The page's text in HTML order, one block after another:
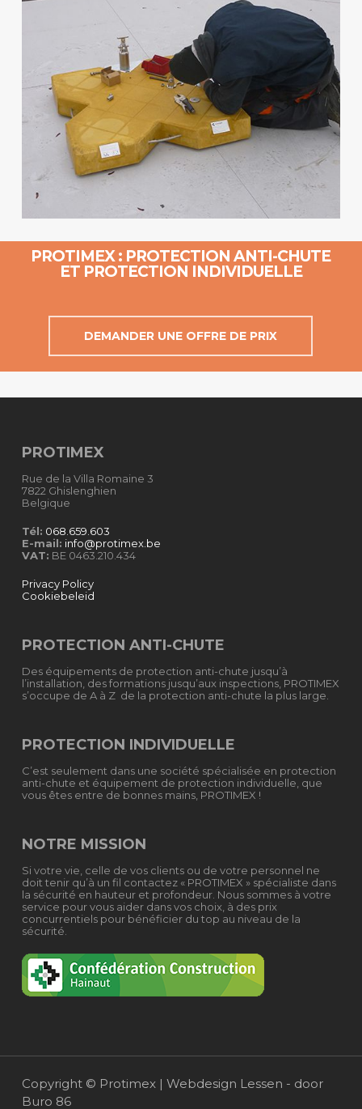
PROTIMEX : PROTECTION ANTI-CHUTE
ET PROTECTION INDIVIDUELLE
DEMANDER UNE OFFRE DE PRIX
PROTIMEX
Rue de la Villa Romaine 3
7822 Ghislenghien
Belgique
Tél: 068.659.603
E-mail: info@protimex.be
VAT: BE 0463.210.434
Privacy Policy
Cookiebeleid
PROTECTION ANTI-CHUTE
Des équipements de protection anti-chute jusqu’à
l’installation, des formations jusqu’aux inspections, PROTIMEX
s’occupe de A à Z de la protection anti-chute la plus large.
PROTECTION INDIVIDUELLE
C’est seulement dans une société spécialisée en protection
anti-chute et équipement de protection individuelle, que
vous êtes entre de bonnes mains, PROTIMEX !
NOTRE MISSION
Si votre vie, celle de vos clients ou de votre personnel ne
doit tenir qu’à un fil contactez « PROTIMEX » spécialiste dans
la sécurité en hauteur et profondeur. Nous sommes à votre
service pour vous aider dans vos choix, à des prix
concurrentiels pour bénéficier du top au niveau de la
sécurité.
Copyright © Protimex | Webdesign Lessen - door
Buro 86